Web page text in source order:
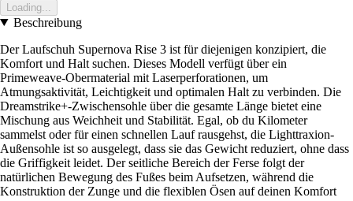
Loading...
Beschreibung
Der Laufschuh Supernova Rise 3 ist für diejenigen konzipiert, die
Komfort und Halt suchen. Dieses Modell verfügt über ein
Primeweave-Obermaterial mit Laserperforationen, um
Atmungsaktivität, Leichtigkeit und optimalen Halt zu verbinden. Die
Dreamstrike+-Zwischensohle über die gesamte Länge bietet eine
Mischung aus Weichheit und Stabilität. Egal, ob du Kilometer
sammelst oder für einen schnellen Lauf rausgehst, die Lighttraxion-
Außensohle ist so ausgelegt, dass sie das Gewicht reduziert, ohne dass
die Griffigkeit leidet. Der seitliche Bereich der Ferse folgt der
natürlichen Bewegung des Fußes beim Aufsetzen, während die
Konstruktion der Zunge und die flexiblen Ösen auf deinen Komfort